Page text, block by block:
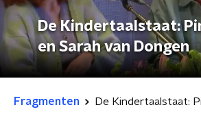
De Kindertaalstaat:
en Sarah van Dongen
Fragmenten